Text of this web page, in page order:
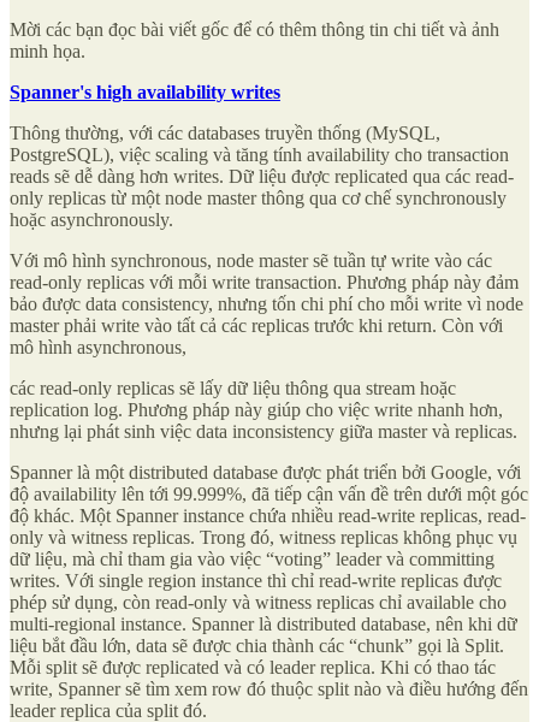
Mời các bạn đọc bài viết gốc để có thêm thông tin chi tiết và ảnh
minh họa.
Spanner's high availability writes
Thông thường, với các databases truyền thống (MySQL,
PostgreSQL), việc scaling và tăng tính availability cho transaction
reads sẽ dễ dàng hơn writes. Dữ liệu được replicated qua các read-
only replicas từ một node master thông qua cơ chế synchronously
hoặc asynchronously.
Với mô hình synchronous, node master sẽ tuần tự write vào các
read-only replicas với mỗi write transaction. Phương pháp này đảm
bảo được data consistency, nhưng tốn chi phí cho mỗi write vì node
master phải write vào tất cả các replicas trước khi return. Còn với
mô hình asynchronous,
các read-only replicas sẽ lấy dữ liệu thông qua stream hoặc
replication log. Phương pháp này giúp cho việc write nhanh hơn,
nhưng lại phát sinh việc data inconsistency giữa master và replicas.
Spanner là một distributed database được phát triển bởi Google, với
độ availability lên tới 99.999%, đã tiếp cận vấn đề trên dưới một góc
độ khác. Một Spanner instance chứa nhiều read-write replicas, read-
only và witness replicas. Trong đó, witness replicas không phục vụ
dữ liệu, mà chỉ tham gia vào việc “voting” leader và committing
writes. Với single region instance thì chỉ read-write replicas được
phép sử dụng, còn read-only và witness replicas chỉ available cho
multi-regional instance. Spanner là distributed database, nên khi dữ
liệu bắt đầu lớn, data sẽ được chia thành các “chunk” gọi là Split.
Mỗi split sẽ được replicated và có leader replica. Khi có thao tác
write, Spanner sẽ tìm xem row đó thuộc split nào và điều hướng đến
leader replica của split đó.